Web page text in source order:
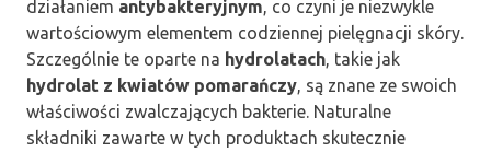
działaniem antybakteryjnym, co czyni je niezwykle
wartościowym elementem codziennej pielęgnacji skóry.
Szczególnie te oparte na hydrolatach, takie jak
hydrolat z kwiatów pomarańczy, są znane ze swoich
właściwości zwalczających bakterie. Naturalne
składniki zawarte w tych produktach skutecznie